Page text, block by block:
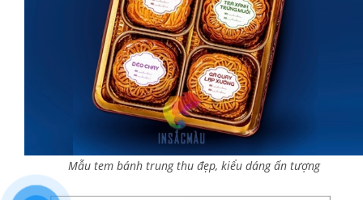
Mẫu tem bánh trung thu đẹp, kiểu dáng ấn tượng